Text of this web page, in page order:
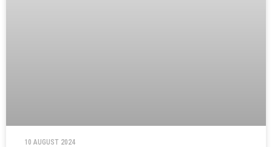
10 AUGUST 2024